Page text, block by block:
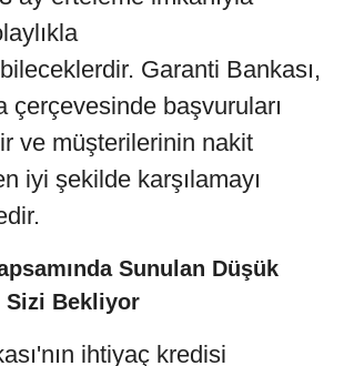
Garanti Bankası,
çerçevesinde başvuruları
ve müşterilerinin nakit
iyi şekilde karşılamayı
Sunulan Düşük
Sizi Bekliyor
ihtiyaç kredisi